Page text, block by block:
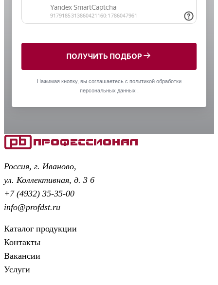
ПОЛУЧИТЬ ПОДБОР
Нажимая кнопку, вы соглашаетесь с политикой обработки
персональных данных
Россия, г. Иваново,
ул. Коллективная, д. 3 б
+7 (4932) 35-35-00
info@profdst.ru
Каталог продукции
Контакты
Вакансии
Услуги